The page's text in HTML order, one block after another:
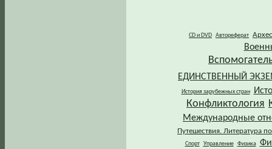
CD и DVD Автореферат
ЕДИНСТВЕННЫЙ
История зарубежных стран
Конфликтология
Международные
Путешествия. Литература
Спорт Управление Физика